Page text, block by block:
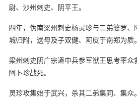
尉、沙州刺史、阴平王。
四年，伪南梁州刺史杨灵珍与二弟婆罗
城归附，送母及子双健、阿皮于南郑为质。
梁州刺史阴广宗遣中兵参军猷王思考率众
阿卜珍战死。
灵珍攻集始于武兴，杀其二弟集同、集众。